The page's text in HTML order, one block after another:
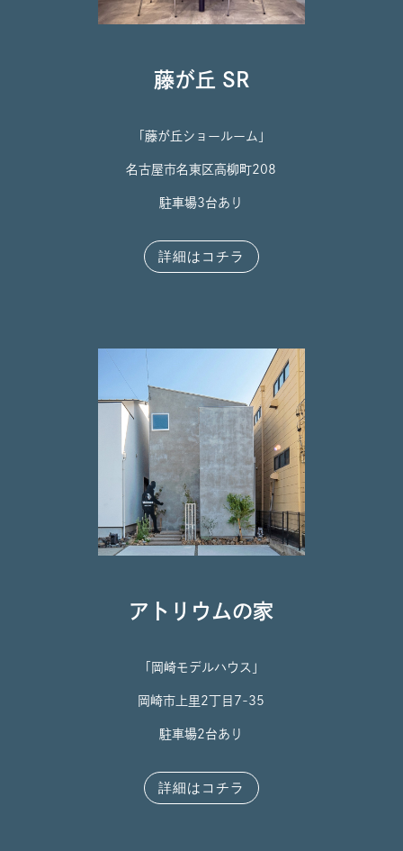
藤が丘 SR
「藤が丘ショールーム」
名古屋市名東区高柳町208
駐車場3台あり
詳細はコチラ
アトリウムの家
「岡崎モデルハウス」
岡崎市上里2丁目7-35
駐車場2台あり
詳細はコチラ